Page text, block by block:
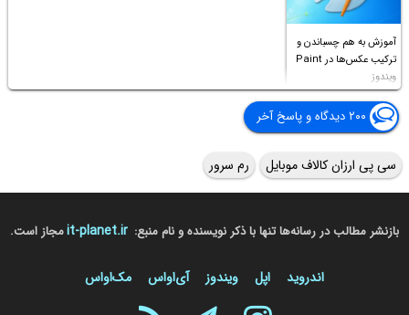
آموزش به هم چسباندن و
ترکیب عکس‌ها در Paint
ویندوز
۲۰۰ دیدگاه و پاسخ آخر
سی پی ارزان کالاف موبایل رم سرور
بازنشر مطالب در رسانه‌ها تنها با ذکر نویسنده و نام منبع: it-planet.irمجاز است.
اندروید اپل ویندوز آی‌او‌اس مک‌او‌اس